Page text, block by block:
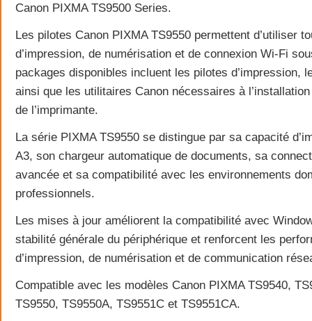
Canon PIXMA TS9500 Series.
Les pilotes Canon PIXMA TS9550 permettent d’utiliser
d’impression, de numérisation et de connexion Wi-Fi
packages disponibles incluent les pilotes d’impression,
ainsi que les utilitaires Canon nécessaires à
de l’imprimante.
La série PIXMA TS9550 se distingue par sa capacité
A3, son chargeur automatique de documents, sa
avancée et sa compatibilité avec les environnements
professionnels.
Les mises à jour améliorent la compatibilité avec
stabilité générale du périphérique et renforcent les
d’impression, de numérisation et de communication
Compatible avec les modèles Canon PIXMA TS9540,
TS9550, TS9550A, TS9551C et TS9551CA.